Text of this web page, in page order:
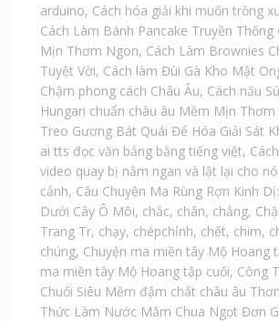
arduino, Cách hóa giải khi muốn trồng
Cách Làm Bánh Pancake Truyền Thống
Mịn Thơm Ngon, Cách Làm Brownies
Tuyệt Vời, Cách làm Đùi Gà Kho Mật
Chậm phong cách Châu Âu, Cách nấu
Hungari chuẩn châu âu Mềm Mịn Thơm
Treo Gương Bát Quái Để Hóa Giải Sát
ai tts đọc văn bảng bằng tiếng việt,
video quay bị nằm ngan và lật lại cho
cảnh, Câu Chuyện Ma Rùng Rợn Kinh
Dưới Cây Ô Môi, chắc, chân, chẳng,
Trang Tr, chạy, chépchỉnh, chết, chim,
chúng, Chuyện ma miền tây Mộ Hoang
ma miền tây Mộ Hoang tập cuối, Công
Chuối Siêu Mềm đậm chất châu âu
Thức Làm Nước Mắm Chua Ngọt Đơn